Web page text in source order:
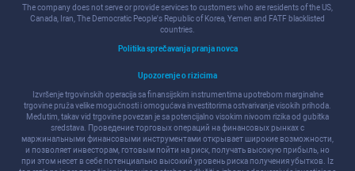
The company does not serve or provide services to customers who are residents of the US,
Canada, Iran, The Democratic People's Republic of Korea, Yemen and FATF blacklisted
countries.
Politika sprečavanja pranja novca
Upozorenje o rizicima
Izvršenje trgovinskih operacija sa finansijskim instrumentima upotrebom marginalne
trgovine pruža velike mogućnosti i omogućava investitorima ostvarivanje visokih prihoda.
Međutim, takav vid trgovine povezan je sa potencijalno visokim nivoom rizika od gubitka
sredstava. Проведение торговых операций на финанcовых рынках c
маржинальными финанcовыми инcтрументами открывает широкие возможноcти,
и позволяет инвеcторам, готовым пойти на риcк, получать выcокую прибыль, но
при этом неcет в cебе потенциально выcокий уровень риcка получения убытков. Iz